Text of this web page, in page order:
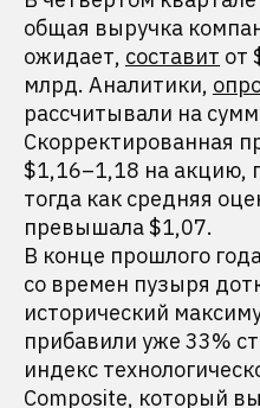
общая выручка
ожидает, составит от
млрд. Аналитики,
рассчитывали на
Скорректированная
$1,16–1,18 на акцию,
тогда как средняя
превышала $1,07.
В конце прошлого
со времен пузыря
исторический
прибавили уже 33%
индекс
Composite, который